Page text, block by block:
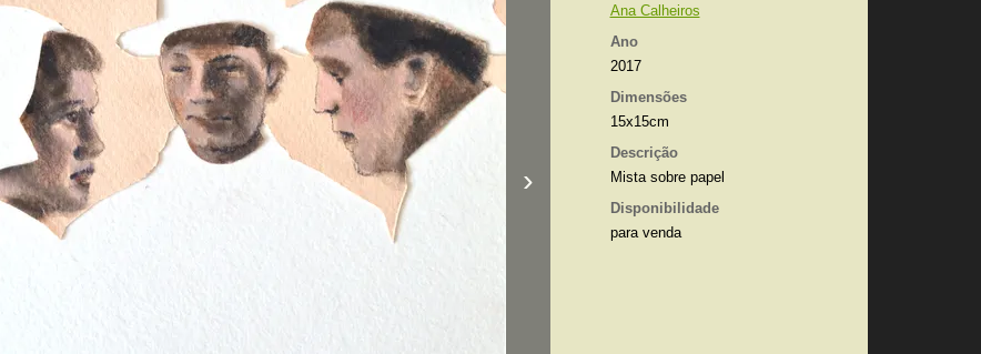
Ana Calheiros
Ano
2017
Dimensões
15x15cm
Descrição
Mista sobre papel
Disponibilidade
para venda
›